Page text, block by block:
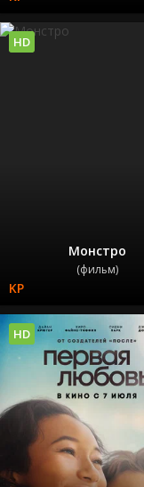
Монстро
(фильм)
HD
HD